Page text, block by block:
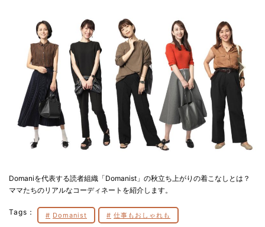
Domaniを代表する読者組織「Domanist」の秋立ち上がりの着こなしとは？
ママたちのリアルなコーディネートを紹介します。
Tags： Domanist 仕事もおしゃれも